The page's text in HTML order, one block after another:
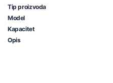
Tip proizvoda
Model
Kapacitet
Opis